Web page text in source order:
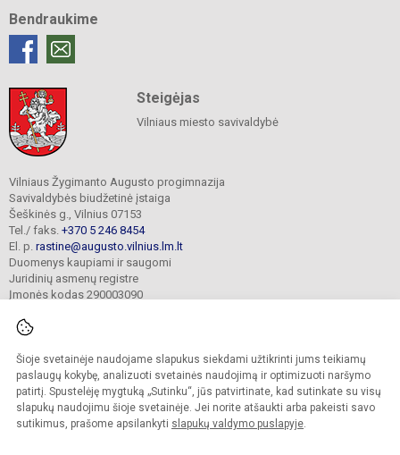
Šioje svetainėje naudojame slapukus siekdami užtikrinti jums teikiamų
paslaugų kokybę, analizuoti svetainės naudojimą ir optimizuoti naršymo
patirtį. Spustelėję mygtuką „Sutinku“, jūs patvirtinate, kad sutinkate su visų
slapukų naudojimu šioje svetainėje. Jei norite atšaukti arba pakeisti savo
sutikimus, prašome apsilankyti slapukų valdymo puslapyje.
Bendraukime
Steigėjas
Vilniaus miesto savivaldybė
Vilniaus Žygimanto Augusto progimnazija
Savivaldybės biudžetinė įstaiga
Šeškinės g., Vilnius 07153
Tel./ faks. +370 5 246 8454
El. p. rastine@augusto.vilnius.lm.lt
Duomenys kaupiami ir saugomi
Juridinių asmenų registre
Įmonės kodas 290003090
© 2021. Vilniaus Žygimanto Augusto progimnazija. Visos teisės saugomos.
Kopijuoti turinį be raštiško mokyklos sutikimo griežtai draudžiama.
Versija neįgaliesiems Slapukų valdymas